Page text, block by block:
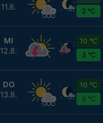
11.8.
2 °C
MI
12.8.
10 °C
3 °C
DO
13.8.
10 °C
3 °C